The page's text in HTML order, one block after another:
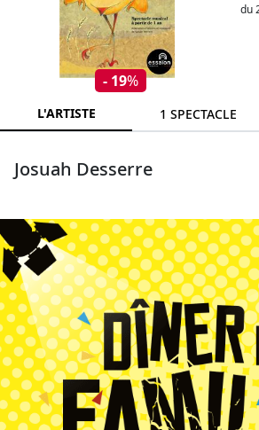
- 19%
du
L'ARTISTE 1 SPECTACLE
Josuah Desserre